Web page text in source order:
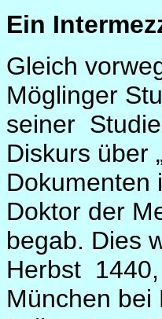
Ein
Gleich
Möglinger
seiner
Diskurs über
Dokumenten
Doktor der
begab. Dies
Herbst
München bei